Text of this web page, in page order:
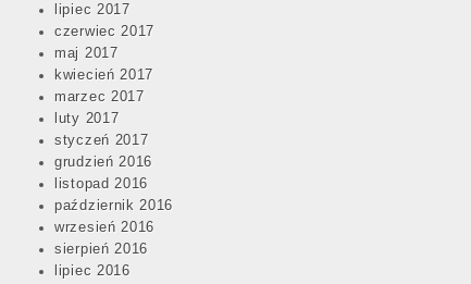
lipiec 2017
czerwiec 2017
maj 2017
kwiecień 2017
marzec 2017
luty 2017
styczeń 2017
grudzień 2016
listopad 2016
październik 2016
wrzesień 2016
sierpień 2016
lipiec 2016